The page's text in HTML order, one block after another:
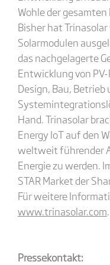
Wohle der
Bisher hat
Solarmodulen
das nachgelagerte
Entwicklung von
Design, Bau,
Hand. Trinasolar
Energy IoT auf den
weltweit führender
Energie zu werden.
STAR Market der
Für weitere
www.trinasolar.com.
Pressekontakt: